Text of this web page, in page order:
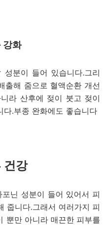
강화
분이 들어 있습니다.그리
출해 줌으로 혈액순환 개선
라 산후에 젖이 붓고 젖이
다.부종 완화에도 좋습니다
건강
닌 성분이 들어 있어서 피
줍니다.그래서 여러가지 피
뿐만 아니라 매끈한 피부를